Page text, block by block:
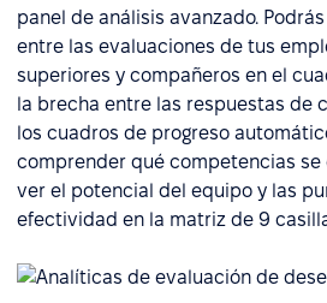
panel de análisis avanzado.
entre las evaluaciones de tus
superiores y compañeros en el
la brecha entre las respuestas de
los cuadros de progreso
comprender qué competencias se
ver el potencial del equipo y las
efectividad en la matriz de 9